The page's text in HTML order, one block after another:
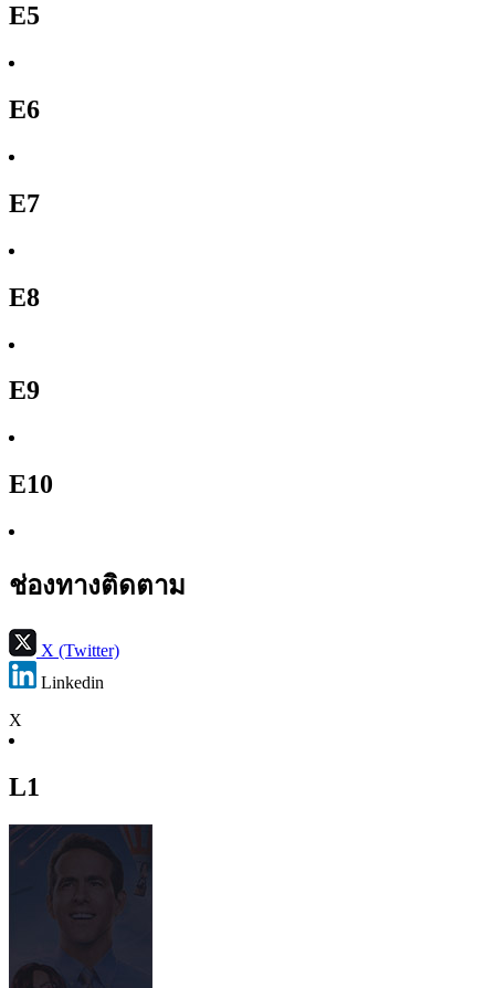
E5
E6
E7
E8
E9
E10
ช่องทางติดตาม
X (Twitter)
Linkedin
X
L1